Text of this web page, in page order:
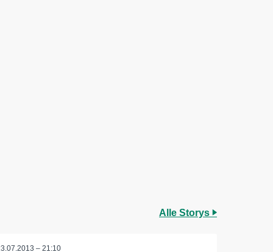
Alle Storys
– 21:10